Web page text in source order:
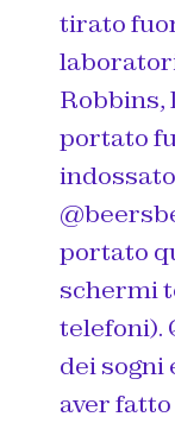
tirato
Robbins,
portato
portato
schermi
telefoni).
dei sogni
aver